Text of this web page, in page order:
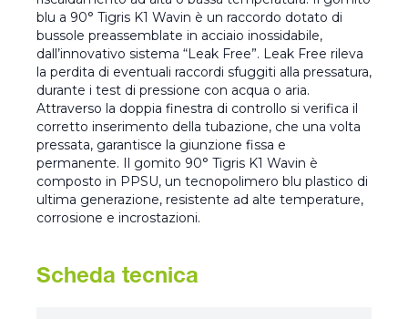
blu a 90° Tigris K1 Wavin è un raccordo dotato di
bussole preassemblate in acciaio inossidabile,
dall’innovativo sistema “Leak Free”. Leak Free rileva
la perdita di eventuali raccordi sfuggiti alla pressatura,
durante i test di pressione con acqua o aria.
Attraverso la doppia finestra di controllo si verifica il
corretto inserimento della tubazione, che una volta
pressata, garantisce la giunzione fissa e
permanente. Il gomito 90° Tigris K1 Wavin è
composto in PPSU, un tecnopolimero blu plastico di
ultima generazione, resistente ad alte temperature,
corrosione e incrostazioni.
Scheda tecnica